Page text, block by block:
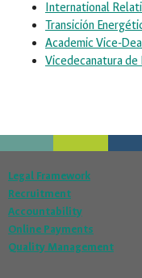
International
Transición
Academic Vice-
Vicedecanatura
Legal Framework
Recruitment
Accountability
Online Payments
Quality Management